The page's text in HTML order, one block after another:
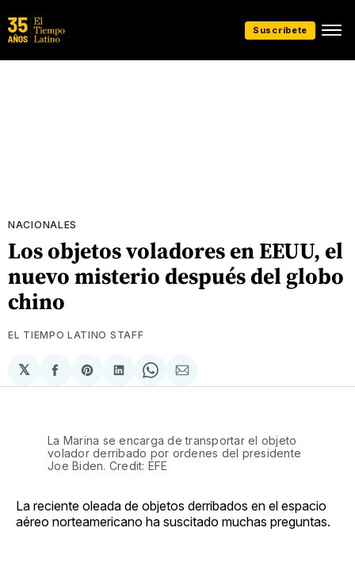
Suscríbete
NACIONALES
Los objetos voladores en EEUU, el
nuevo misterio después del globo
chino
EL TIEMPO LATINO STAFF
𝕏
Compartir
en
Share
on
Compartir
en
Share
on
Compartir
via
La Marina se encarga de transportar el objeto
volador derribado por ordenes del presidente
Joe Biden. Credit: EFE
La reciente oleada de objetos derribados en el espacio
aéreo norteamericano ha suscitado muchas preguntas.